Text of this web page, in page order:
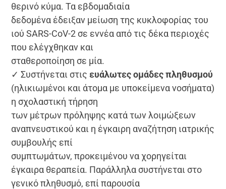
θερινό κύμα. Τα εβδομαδιαία
δεδομένα έδειξαν μείωση της κυκλοφορίας του
ιού SARS-CoV-2 σε εννέα από τις δέκα περιοχές
που ελέγχθηκαν και
σταθεροποίηση σε μία.
✓ Συστήνεται στις ευάλωτες ομάδες πληθυσμού
(ηλικιωμένοι και άτομα με υποκείμενα νοσήματα)
η σχολαστική τήρηση
των μέτρων πρόληψης κατά των λοιμώξεων
αναπνευστικού και η έγκαιρη αναζήτηση ιατρικής
συμβουλής επί
συμπτωμάτων, προκειμένου να χορηγείται
έγκαιρα θεραπεία. Παράλληλα συστήνεται στο
γενικό πληθυσμό, επί παρουσία